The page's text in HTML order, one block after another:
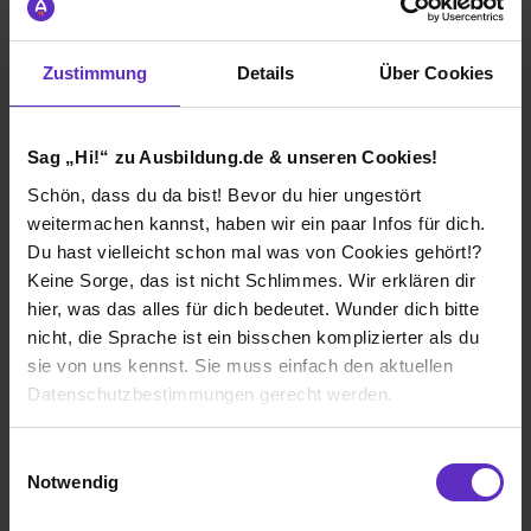
Zustimmung Details Über Cookies
Sag „Hi!“ zu Ausbildung.de & unseren Cookies!
Schön, dass du da bist! Bevor du hier ungestört
weitermachen kannst, haben wir ein paar Infos für dich.
Du hast vielleicht schon mal was von Cookies gehört!?
Keine Sorge, das ist nicht Schlimmes. Wir erklären dir
hier, was das alles für dich bedeutet. Wunder dich bitte
nicht, die Sprache ist ein bisschen komplizierter als du
sie von uns kennst. Sie muss einfach den aktuellen
Datenschutzbestimmungen gerecht werden.
Notwendig
STOCKO CONTACT GmbH & Co. KG
2023
7 Std. pro Tag
Noch in der Ausbildung
weiterempfehlen!